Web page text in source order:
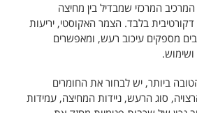
המרכיב המרכזי שמבדיל בין מחיצה
בלבד. הצמר האקוסטי, יריעות
מספקים עיכוב רעש, ומאפשרים
ביותר, יש לבחור את החומרים
סוג הרעש, ניידות המחיצה, עמידות